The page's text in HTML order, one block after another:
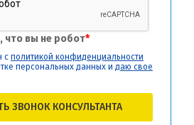
что вы не робот*
с политикой конфиденциальности
персональных данных и даю свое
ЗВОНОК КОНСУЛЬТАНТА